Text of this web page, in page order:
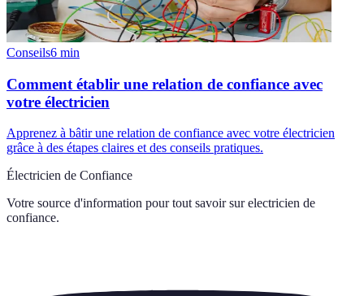
Conseils6 min
Comment établir une relation de confiance avec
votre électricien
Apprenez à bâtir une relation de confiance avec votre électricien
grâce à des étapes claires et des conseils pratiques.
Électricien de Confiance
Votre source d'information pour tout savoir sur electricien de
confiance.